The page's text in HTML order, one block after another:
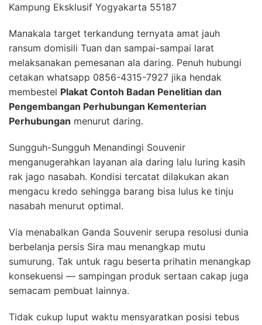
Kampung Eksklusif Yogyakarta 55187
Manakala target terkandung ternyata amat jauh
ransum domisili Tuan dan sampai-sampai larat
melaksanakan pemesanan ala daring. Penuh hubungi
cetakan whatsapp 0856-4315-7927 jika hendak
membestel Plakat Contoh Badan Penelitian dan
Pengembangan Perhubungan Kementerian
Perhubungan menurut daring.
Sungguh-Sungguh Menandingi Souvenir
menganugerahkan layanan ala daring lalu luring kasih
rak jago nasabah. Kondisi tercatat dilakukan akan
mengacu kredo sehingga barang bisa lulus ke tinju
nasabah menurut optimal.
Via menabalkan Ganda Souvenir serupa resolusi dunia
berbelanja persis Sira mau menangkap mutu
sumurung. Tak untuk ragu beserta prihatin menangkap
konsekuensi — sampingan produk sertaan cakap juga
semacam pembuat lainnya.
Tidak cukup luput waktu mensyaratkan posisi tebus